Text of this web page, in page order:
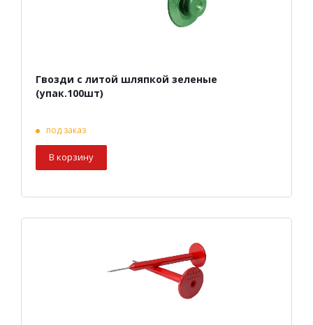
Гвозди с литой шляпкой зеленые
(упак.100шт)
под заказ
В корзину